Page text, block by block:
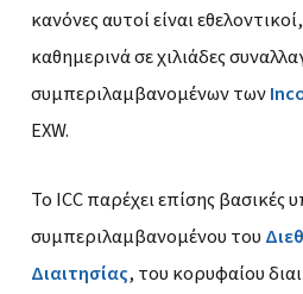
κανόνες αυτοί είναι
καθημερινά σε χιλιάδες
συμπεριλαμβανομένων των
EXW.
Το ICC παρέχει επίσης βασικές
συμπεριλαμβανομένου του
Διαιτησίας, του κορυφαίου